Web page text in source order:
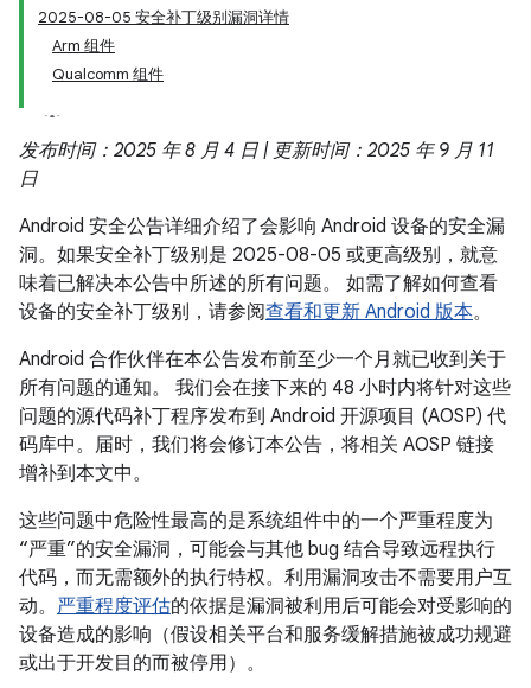
2025-08-05 安全补丁级别漏洞详情
Arm 组件
Qualcomm 组件
发布时间：2025 年 8 月 4 日 | 更新时间：2025 年 9 月 11
日
Android 安全公告详细介绍了会影响 Android 设备的安全漏
洞。如果安全补丁级别是 2025-08-05 或更高级别，就意
味着已解决本公告中所述的所有问题。 如需了解如何查看
设备的安全补丁级别，请参阅查看和更新 Android 版本。
Android 合作伙伴在本公告发布前至少一个月就已收到关于
所有问题的通知。 我们会在接下来的 48 小时内将针对这些
问题的源代码补丁程序发布到 Android 开源项目 (AOSP) 代
码库中。届时，我们将会修订本公告，将相关 AOSP 链接
增补到本文中。
这些问题中危险性最高的是系统组件中的一个严重程度为
“严重”的安全漏洞，可能会与其他 bug 结合导致远程执行
代码，而无需额外的执行特权。利用漏洞攻击不需要用户互
动。 严重程度评估的依据是漏洞被利用后可能会对受影响的
设备造成的影响（假设相关平台和服务缓解措施被成功规避
或出于开发目的而被停用）。